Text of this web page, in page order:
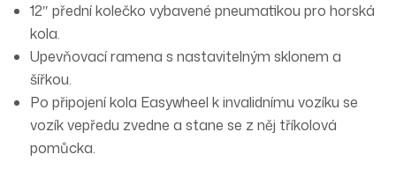
12″ přední kolečko vybavené pneumatikou pro horská
kola.
Upevňovací ramena s nastavitelným sklonem a
šířkou.
Po připojení kola Easywheel k invalidnímu vozíku se
vozík vepředu zvedne a stane se z něj tříkolová
pomůcka.